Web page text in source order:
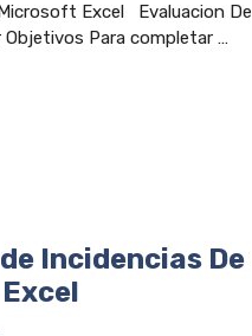
Excel Evaluacion De
Objetivos Para completar …
Incidencias De